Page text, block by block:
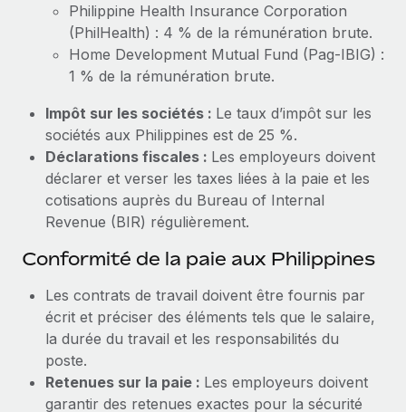
Philippine Health Insurance Corporation
(PhilHealth) : 4 % de la rémunération brute.
Home Development Mutual Fund (Pag-IBIG) :
1 % de la rémunération brute.
Impôt sur les sociétés : Le taux d’impôt sur les
sociétés aux Philippines est de 25 %.
Déclarations fiscales : Les employeurs doivent
déclarer et verser les taxes liées à la paie et les
cotisations auprès du Bureau of Internal
Revenue (BIR) régulièrement.
Conformité de la paie aux Philippines
Les contrats de travail doivent être fournis par
écrit et préciser des éléments tels que le salaire,
la durée du travail et les responsabilités du
poste.
Retenues sur la paie : Les employeurs doivent
garantir des retenues exactes pour la sécurité